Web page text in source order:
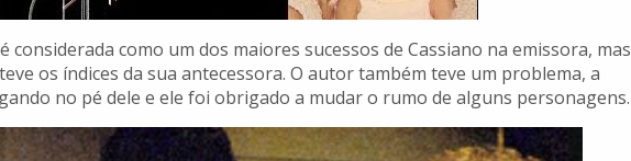
considerada como um dos maiores sucessos de Cassiano na emissora, mas
os índices da sua antecessora. O autor também teve um problema, a
no pé dele e ele foi obrigado a mudar o rumo de alguns personagens.